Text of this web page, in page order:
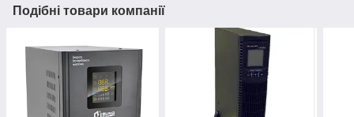
Подібні товари компанії